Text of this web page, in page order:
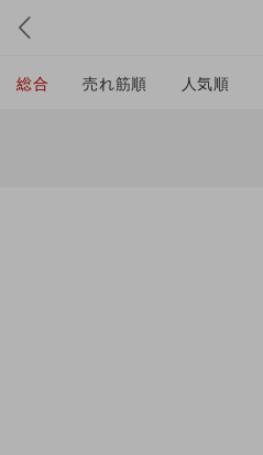
総合 売れ筋順 人気順